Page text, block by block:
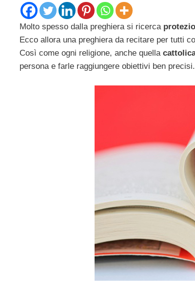
Molto spesso dalla preghiera si ricerca
Ecco allora una preghiera da recitare per tutti
Così come ogni religione, anche quella
persona e farle raggiungere obiettivi ben precisi.